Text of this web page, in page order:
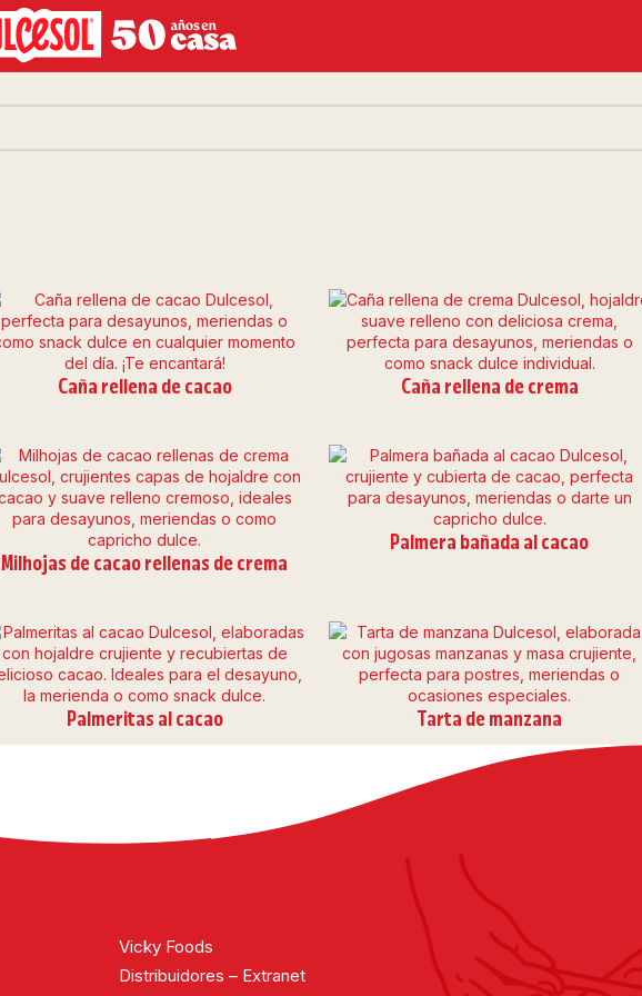
Caña rellena de cacao Caña rellena de crema
Milhojas de cacao rellenas de crema
Palmera bañada al cacao
Palmeritas al cacao Tarta de manzana
Vicky Foods
Distribuidores – Extranet